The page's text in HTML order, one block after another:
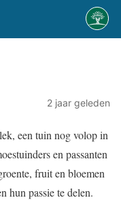
2 jaar geleden
een tuin nog volop in
en passanten
fruit en bloemen
hun passie te delen.